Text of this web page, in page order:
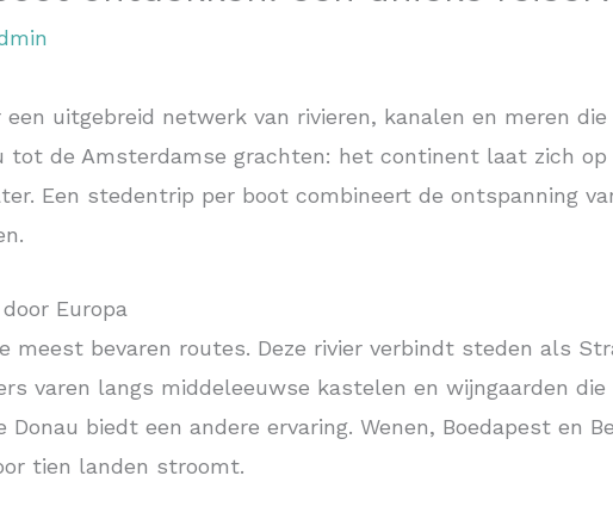
een uitgebreid netwerk van rivieren, kanalen en meren
tot de Amsterdamse grachten: het continent laat zich op
Een stedentrip per boot combineert de ontspanning
Europa
meest bevaren routes. Deze rivier verbindt steden als
varen langs middeleeuwse kastelen en wijngaarden
Donau biedt een andere ervaring. Wenen, Boedapest en
tien landen stroomt.